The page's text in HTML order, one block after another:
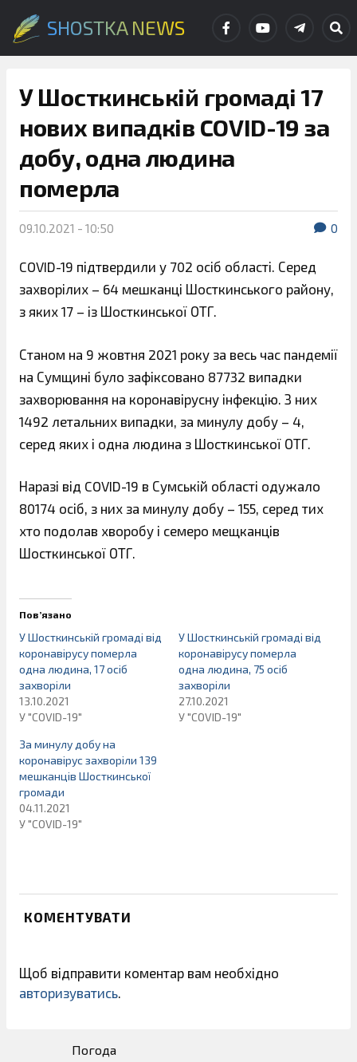
SHOSTKA NEWS
У Шосткинській громаді 17
нових випадків COVID-19 за
добу, одна людина
померла
09.10.2021 - 10:50 0
COVID-19 підтвердили у 702 осіб області. Серед
захворілих – 64 мешканці Шосткинського району,
з яких 17 – із Шосткинської ОТГ.
Станом на 9 жовтня 2021 року за весь час пандемії
на Сумщині було зафіксовано 87732 випадки
захворювання на коронавірусну інфекцію. З них
1492 летальних випадки, за минулу добу – 4,
серед яких і одна людина з Шосткинської ОТГ.
Наразі від COVID-19 в Сумській області одужало
80174 осіб, з них за минулу добу – 155, серед тих
хто подолав хворобу і семеро мещканців
Шосткинської ОТГ.
Пов’язано
У Шосткинській громаді від
коронавірусу померла
одна людина, 17 осіб
захворіли
13.10.2021
У "COVID-19"
У Шосткинській громаді від
коронавірусу померла
одна людина, 75 осіб
захворіли
27.10.2021
У "COVID-19"
За минулу добу на
коронавірус захворіли 139
мешканців Шосткинської
громади
04.11.2021
У "COVID-19"
КОМЕНТУВАТИ
Щоб відправити коментар вам необхідно
авторизуватись
Погода